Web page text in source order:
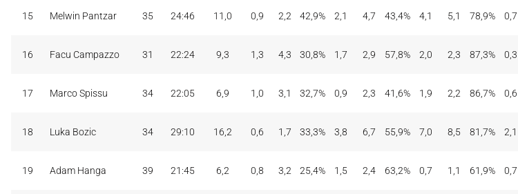
15 Melwin Pantzar 35 24:46 11,0 0,9 2,2 42,9% 2,1 4,7 43,4% 4,1 5,1 78,9% 0,7
16 Facu Campazzo 31 22:24 9,3 1,3 4,3 30,8% 1,7 2,9 57,8% 2,0 2,3 87,3% 0,3
17 Marco Spissu 34 22:05 6,9 1,0 3,1 32,7% 0,9 2,3 41,6% 1,9 2,2 86,7% 0,6
18 Luka Bozic 34 29:10 16,2 0,6 1,7 33,3% 3,8 6,7 55,9% 7,0 8,5 81,7% 2,1
19 Adam Hanga 39 21:45 6,2 0,8 3,2 25,4% 1,5 2,4 63,2% 0,7 1,1 61,9% 0,7